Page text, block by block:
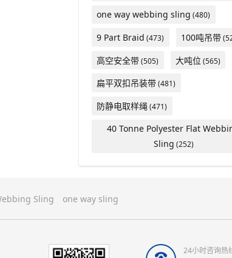
one way webbing sling (480)
9 Part Braid (473) 100吨吊带
高空安全带(505) 大吨位 (565)
扁平双扣吊装带(481)
防静电取样绳 (471)
40 Tonne Polyester Flat
Sling (252)
Sling one way sling
24小时咨询热